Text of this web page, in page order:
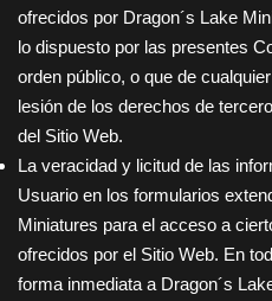
ofrecidos por Dragon´s Lake
lo dispuesto por las presentes
orden público, o que de
lesión de los derechos de
del Sitio Web.
La veracidad y licitud de las
Usuario en los formularios
Miniatures para el acceso a
ofrecidos por el Sitio Web. En
forma inmediata a Dragon´s